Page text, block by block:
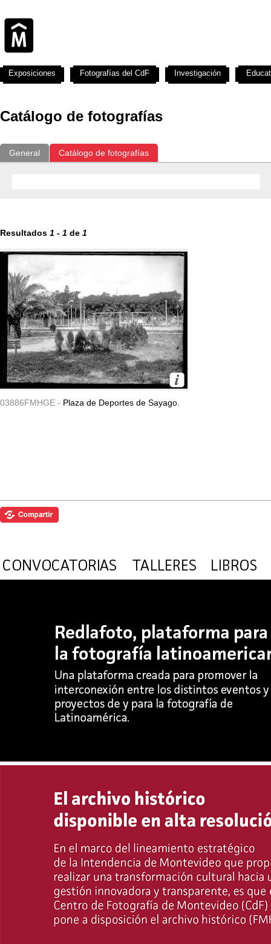
Catálogo de fotografías
General Catálogo de fotografías
Resultados 1 - 1 de 1
03886FMHGE - Plaza de Deportes de Sayago.
Exposiciones Fotografías del CdF Investigación